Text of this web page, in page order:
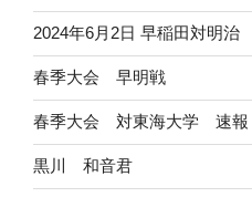
2024年6月2日 早稲田対明
春季大会 早明戦
春季大会 対東海大学 速報
黒川 和音君